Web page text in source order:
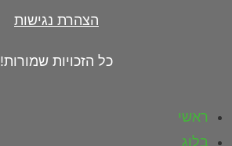
הצהרת נגישות
כל הזכויות שמורות!
ראשי
בלוג